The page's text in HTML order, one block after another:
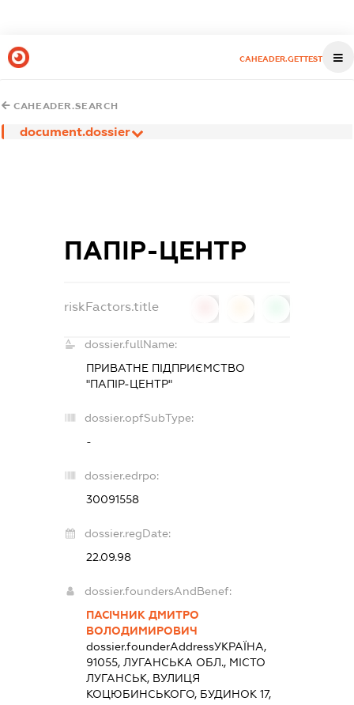
CAHEADER.GETTEST
CAHEADER.SEARCH
document.dossier
ПАПІР-ЦЕНТР
riskFactors.title
dossier.fullName:
ПРИВАТНЕ ПІДПРИЄМСТВО
"ПАПІР-ЦЕНТР"
dossier.opfSubType:
-
dossier.edrpo:
30091558
dossier.regDate:
22.09.98
dossier.foundersAndBenef:
ПАСІЧНИК ДМИТРО
ВОЛОДИМИРОВИЧ
dossier.founderAddressУКРАЇНА,
91055, ЛУГАНСЬКА ОБЛ., МІСТО
ЛУГАНСЬК, ВУЛИЦЯ
КОЦЮБИНСЬКОГО, БУДИНОК 17,